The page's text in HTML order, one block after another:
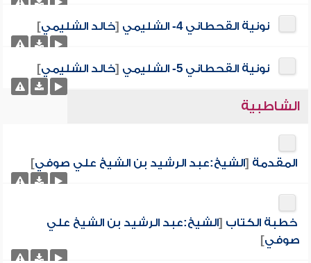
نونية القحطاني 4- الشليمي [خالد الشليمي]
نونية القحطاني 5- الشليمي [خالد الشليمي]
الشاطبية
المقدمة [الشيخ:عبد الرشيد بن الشيخ علي صوفي]
خطبة الكتاب [الشيخ:عبد الرشيد بن الشيخ علي
صوفي]